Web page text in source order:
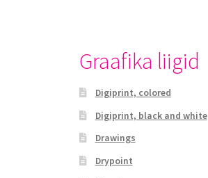
Graafika liigid
Digiprint, colored
Digiprint, black and white
Drawings
Drypoint